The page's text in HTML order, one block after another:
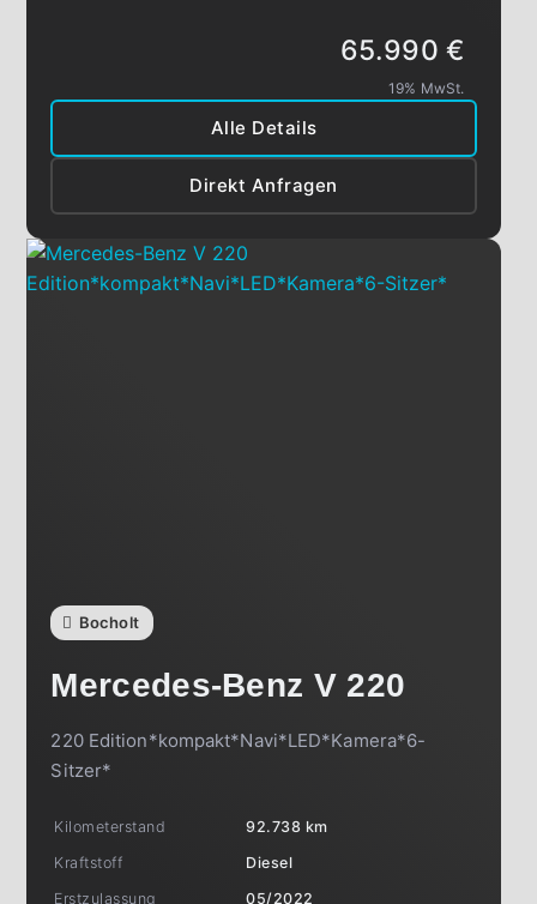
Alle Details
Direkt Anfragen
65.990 €
19% MwSt.
Bocholt
Mercedes-Benz V 220
220 Edition*kompakt*Navi*LED*Kamera*6-
Sitzer*
Kilometerstand
92.738 km
Kraftstoff
Diesel
Erstzulassung
05/2022